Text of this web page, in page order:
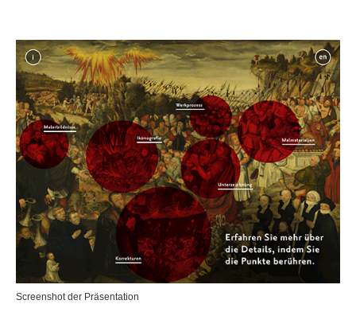
Screenshot der Präsentation